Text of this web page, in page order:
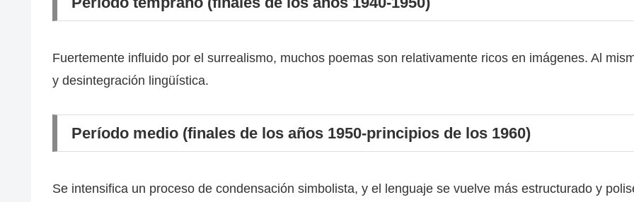
Fuertemente influido por el surrealismo, muchos poemas son relativamente ricos en imágenes. Al
y desintegración lingüística.
Período medio (finales de los años 1950-principios de los 1960)
Se intensifica un proceso de condensación simbolista, y el lenguaje se vuelve más estructurado y